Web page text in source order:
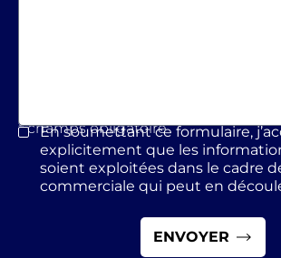
* champs obligatoire
En soumettant ce formulaire,
explicitement que les
soient exploitées dans le cadre
commerciale qui peut en